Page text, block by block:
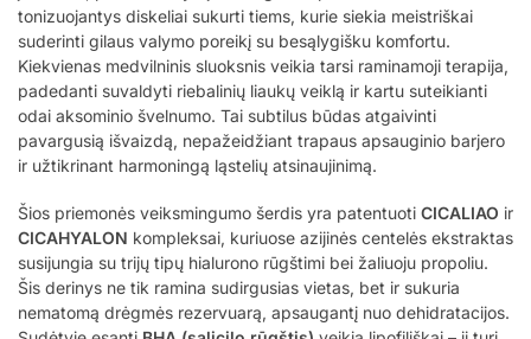
tonizuojantys diskeliai sukurti tiems, kurie siekia meistriškai
suderinti gilaus valymo poreikį su besąlygišku komfortu.
Kiekvienas medvilninis sluoksnis veikia tarsi raminamoji terapija,
padedanti suvaldyti riebalinių liaukų veiklą ir kartu suteikianti
odai aksominio švelnumo. Tai subtilus būdas atgaivinti
pavargusią išvaizdą, nepažeidžiant trapaus apsauginio barjero
ir užtikrinant harmoningą ląstelių atsinaujinimą.
Šios priemonės veiksmingumo šerdis yra patentuoti CICALIAO ir
CICAHYALON kompleksai, kuriuose azijinės centelės ekstraktas
susijungia su trijų tipų hialurono rūgštimi bei žaliuoju propoliu.
Šis derinys ne tik ramina sudirgusias vietas, bet ir sukuria
nematomą drėgmės rezervuarą, apsaugantį nuo dehidratacijos.